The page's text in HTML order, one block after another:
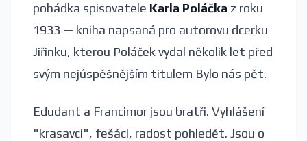
pohádka spisovatele Karla Poláčka z roku
1933 — kniha napsaná pro autorovu dcerku
Jiřinku, kterou Poláček vydal několik let před
svým nejúspěšnějším titulem Bylo nás pět.
Edudant a Francimor jsou bratři. Vyhlášení
"krasavci", fešáci, radost pohledět. Jsou o